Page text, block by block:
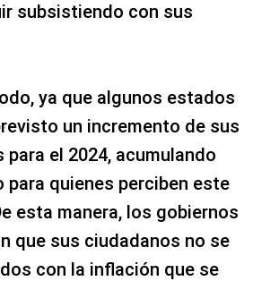
subsistiendo con sus
ya que algunos estados
un incremento de sus
el 2024, acumulando
para quienes perciben este
esta manera, los gobiernos
que sus ciudadanos no se
con la inflación que se